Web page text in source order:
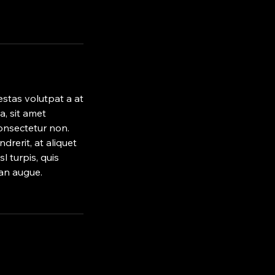
volutpat a at
sit amet
non.
at aliquet
turpis, quis
augue.